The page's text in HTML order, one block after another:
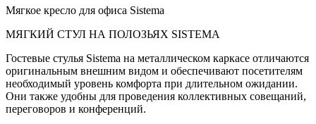
Мягкое кресло для офиса Sistema
МЯГКИЙ СТУЛ НА ПОЛОЗЬЯХ SISTEMA
Гостевые стулья Sistema на металлическом каркасе отличаются
оригинальным внешним видом и обеспечивают посетителям
необходимый уровень комфорта при длительном ожидании.
Они также удобны для проведения коллективных совещаний,
переговоров и конференций.